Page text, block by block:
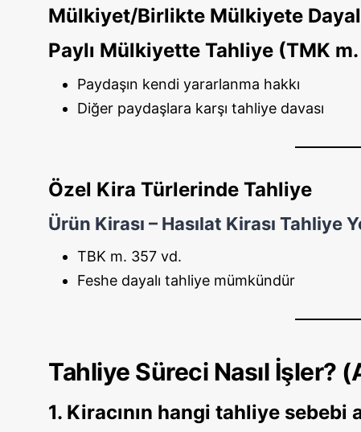
Mülkiyet/Birlikte Mülkiyete
Paylı Mülkiyette Tahliye (TMK
Paydaşın kendi yararlanma hakkı
Diğer paydaşlara karşı tahliye davası
Özel Kira Türlerinde Tahliye
Ürün Kirası – Hasılat Kirası Tahliye
TBK m. 357 vd.
Feshe dayalı tahliye mümkündür
Tahliye Süreci Nasıl İşler?
1. Kiracının hangi tahliye